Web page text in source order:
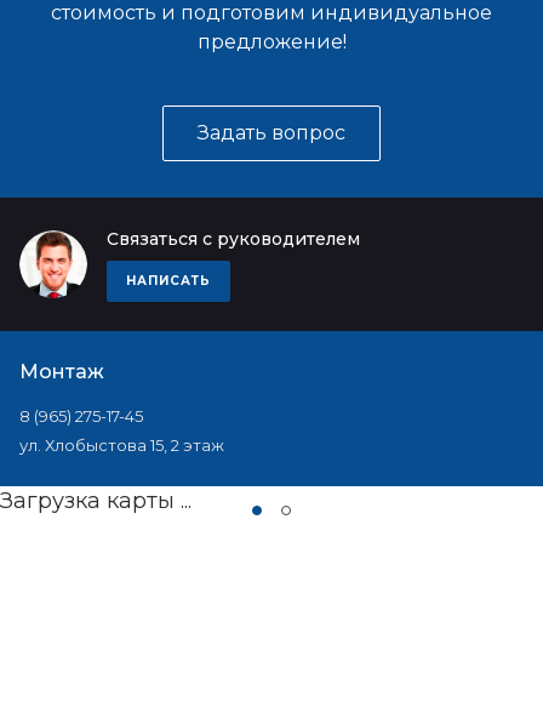
стоимость и подготовим индивидуальное
предложение!
Задать вопрос
Связаться с руководителем
НАПИСАТЬ
Монтаж
8 (965) 275-17-45
ул. Хлобыстова 15, 2 этаж
Загрузка карты ...